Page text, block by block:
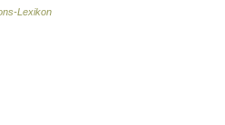
Lexikon